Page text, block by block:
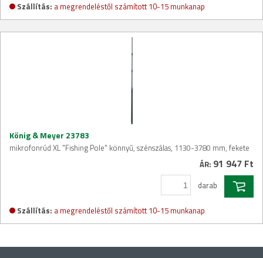
Szállítás: a megrendeléstől számított 10-15 munkanap
König & Meyer 23783
mikrofonrúd XL "Fishing Pole" könnyű, szénszálas, 1130-3780 mm, fekete
ÁR: 91 947 Ft
darab
Szállítás: a megrendeléstől számított 10-15 munkanap